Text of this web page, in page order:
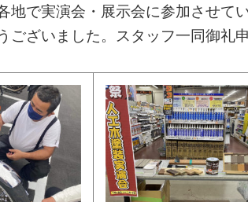
地で実演会・展示会に参加させて
ございました。スタッフ一同御礼